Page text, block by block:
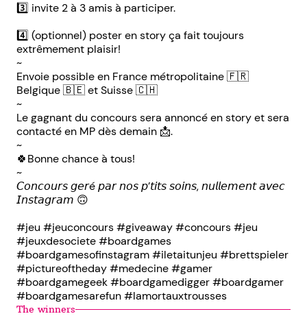
3️⃣ invite 2 à 3 amis à participer.
4️⃣ (optionnel) poster en story ça fait toujours
extrêmement plaisir!
~
Envoie possible en France métropolitaine 🇫🇷
Belgique 🇧🇪 et Suisse 🇨🇭
~
Le gagnant du concours sera annoncé en story et sera
contacté en MP dès demain 📩.
~
🍀Bonne chance à tous!
~
𝘊𝘰𝘯𝘤𝘰𝘶𝘳𝘴 𝘨𝘦𝘳é 𝘱𝘢𝘳 𝘯𝘰𝘴 𝘱’𝘵𝘪𝘵𝘴 𝘴𝘰𝘪𝘯𝘴, 𝘯𝘶𝘭𝘭𝘦𝘮𝘦𝘯𝘵 𝘢𝘷𝘦𝘤
𝘐𝘯𝘴𝘵𝘢𝘨𝘳𝘢𝘮 🙃
#jeu #jeuconcours #giveaway #concours #jeu
#jeuxdesociete #boardgames
#boardgamesofinstagram #iletaitunjeu #brettspieler
#pictureoftheday #medecine #gamer
#boardgamegeek #boardgamedigger #boardgamer
#boardgamesarefun #lamortauxtrousses
The winners